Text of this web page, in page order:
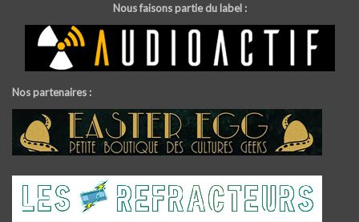
Nous faisons partie du label :
Nos partenaires :